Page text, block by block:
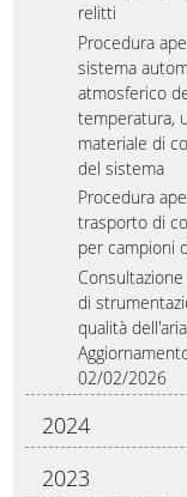
relitti
Procedura
sistema
atmosferico
temperatura,
materiale di
del sistema
Procedura
trasporto di
per campioni
di
qualità
02/02/2026
2024
2023